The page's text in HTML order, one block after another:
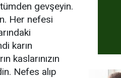
gevşeyin.
Her nefesi
karın
kaslarınızın
Nefes alıp